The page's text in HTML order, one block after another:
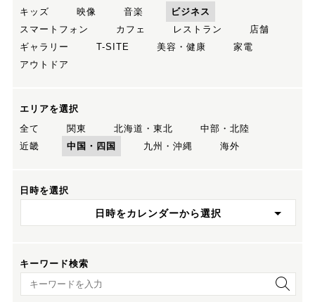
キッズ
映像 音楽
ビジネス
スマートフォン
カフェ レストラン
店舗
ギャラリー
T-SITE 美容・健康
家電
アウトドア
エリアを選択
全て
関東 北海道・東北
中部・北陸
近畿
中国・四国 九州・沖縄 海外
日時を選択
日時をカレンダーから選択
キーワード検索
キーワード検索